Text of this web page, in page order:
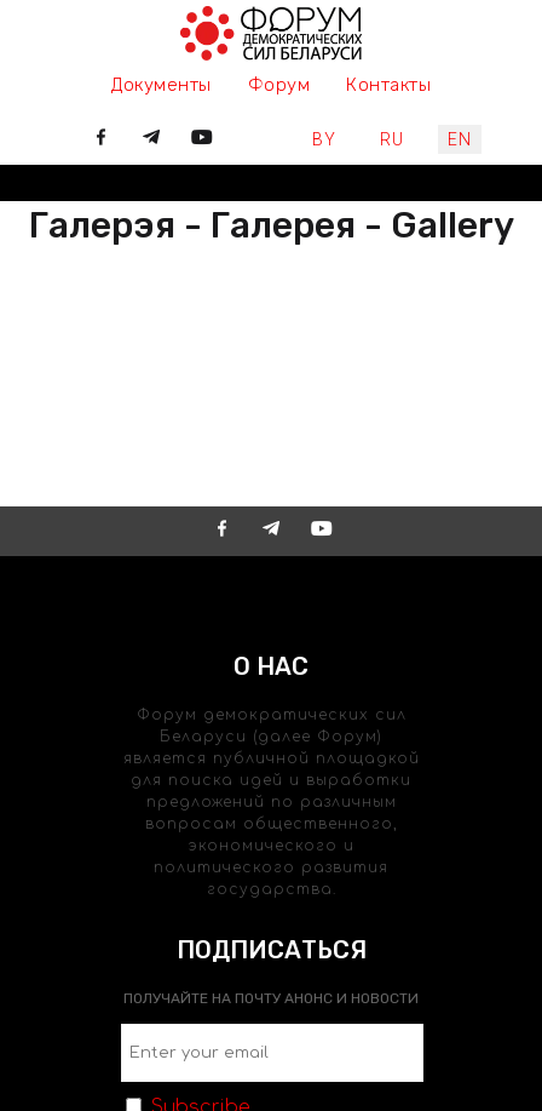
Документы Форум Контакты
Select your language
BY RU EN
Галерэя - Галерея - Gallery
О НАС
Форум демократических сил
Беларуси (далее Форум)
является публичной площадкой
для поиска идей и выработки
предложений по различным
вопросам общественного,
экономического и
политического развития
государства.
ПОДПИСАТЬСЯ
ПОЛУЧАЙТЕ НА ПОЧТУ АНОНС И НОВОСТИ